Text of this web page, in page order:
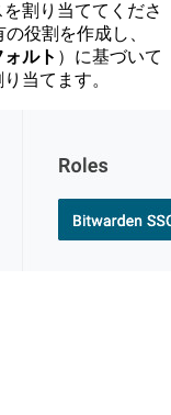
割り当ててくださ
役割を作成し、
ルト ）に基づいて
当てます。